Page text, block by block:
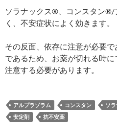
ソラナックス®、コンスタン®/
く、不安症状によく効きます。
その反面、依存に注意が必要
であるため、お薬が切れる時
注意する必要があります。
アルプラゾラム コンスタン ソ
安定剤
抗不安薬